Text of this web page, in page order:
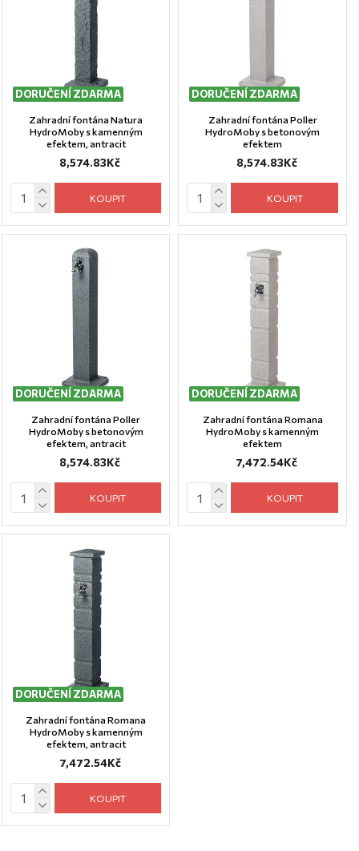
DORUČENÍ ZDARMA
Zahradní fontána Natura
HydroMoby s kamenným
efektem, antracit
8,574.83Kč
KOUPIT
DORUČENÍ ZDARMA
Zahradní fontána Poller
HydroMoby s betonovým
efektem
8,574.83Kč
KOUPIT
DORUČENÍ ZDARMA
Zahradní fontána Poller
HydroMoby s betonovým
efektem, antracit
8,574.83Kč
KOUPIT
DORUČENÍ ZDARMA
Zahradní fontána Romana
HydroMoby s kamenným
efektem
7,472.54Kč
KOUPIT
DORUČENÍ ZDARMA
Zahradní fontána Romana
HydroMoby s kamenným
efektem, antracit
7,472.54Kč
KOUPIT